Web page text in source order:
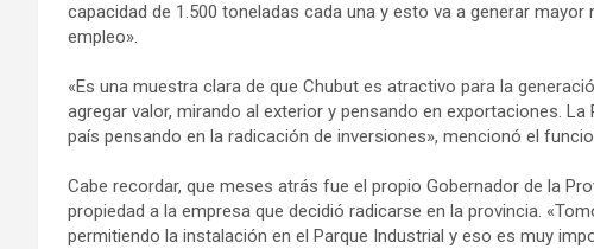
capacidad de 1.500 toneladas cada una y esto va a generar
empleo».
«Es una muestra clara de que Chubut es atractivo para la
agregar valor, mirando al exterior y pensando en exportaciones.
país pensando en la radicación de inversiones», mencionó el
Cabe recordar, que meses atrás fue el propio Gobernador de la
propiedad a la empresa que decidió radicarse en la provincia.
permitiendo la instalación en el Parque Industrial y eso es muy